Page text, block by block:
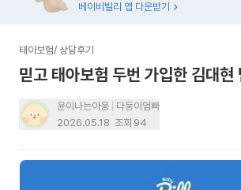
베이비빌리 앱 다운받기
태아보험/ 상담후기
믿고 태아보험 두번 가입한 김대현
윤이나는아웅
다둥이엄빠
2026.05.18 조회 94